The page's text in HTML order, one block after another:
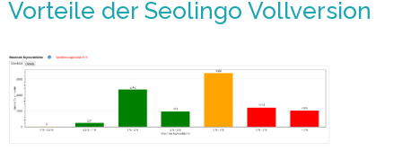
Vorteile der Seolingo Vollversion